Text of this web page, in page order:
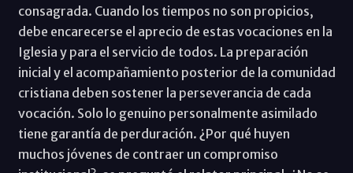
consagrada. Cuando los tiempos no son propicios,
debe encarecerse el aprecio de estas vocaciones en la
Iglesia y para el servicio de todos. La preparación
inicial y el acompañamiento posterior de la comunidad
cristiana deben sostener la perseverancia de cada
vocación. Solo lo genuino personalmente asimilado
tiene garantía de perduración. ¿Por qué huyen
muchos jóvenes de contraer un compromiso